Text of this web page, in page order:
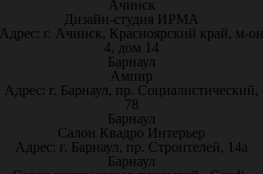
Ачинск
Дизайн-студия ИРМА
Адрес: г. Ачинск, Красноярский край, м-он
4, дом 14
Барнаул
Ампир
Адрес: г. Барнаул, пр. Социалистический,
78
Барнаул
Салон Квадро Интерьер
Адрес: г. Барнаул, пр. Строителей, 14а
Барнаул